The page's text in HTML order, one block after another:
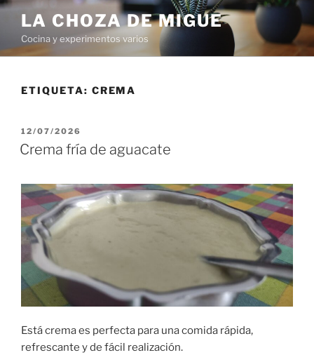
Saltar
contenido
LA CHOZA DE MIGUE
Cocina y experimentos varios
ETIQUETA: CREMA
PUBLICADO
EL
12/07/2026
Crema fría de aguacate
Está crema es perfecta para una comida rápida,
refrescante y de fácil realización.